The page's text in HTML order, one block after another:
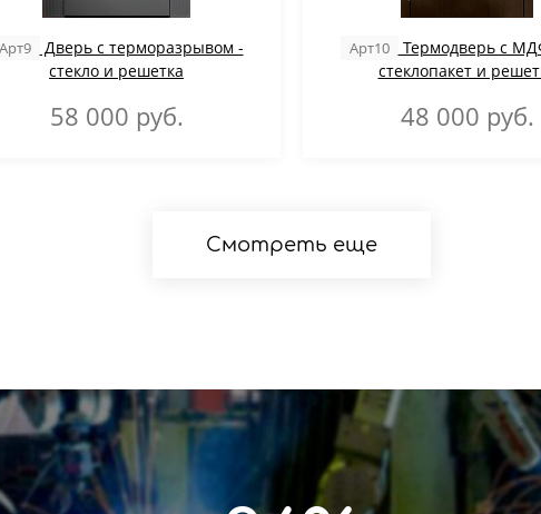
Арт9
Дверь с терморазрывом -
стекло и решетка
58 000 руб.
Арт10
Термодверь с
стеклопакет и
48 000 руб.
Смотреть еще